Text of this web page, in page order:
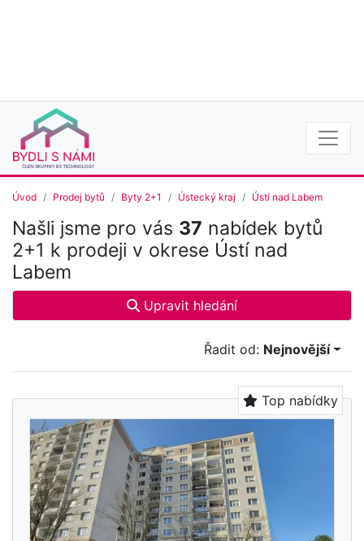
Úvod Prodej bytů Byty 2+1 Ústecký kraj Ústí nad Labem
Našli jsme pro vás 37 nabídek bytů
2+1 k prodeji v okrese Ústí nad
Labem
Upravit hledání
Řadit od: Nejnovější
Top nabídky